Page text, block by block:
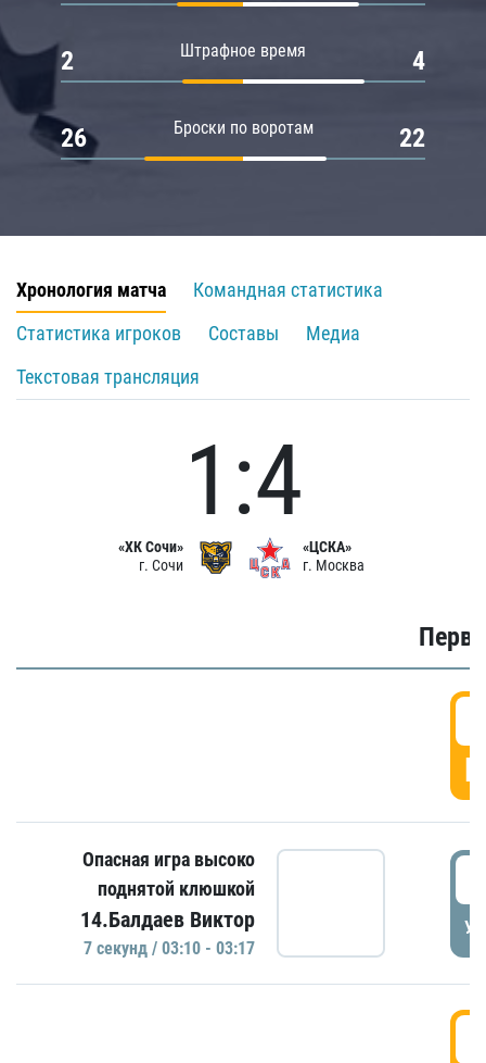
Штрафное время
2 4
Броски по воротам
26 22
Хронология матча
Командная статистика
Статистика игроков
Составы
Медиа
Текстовая трансляция
«ХК Сочи»
г. Сочи
1:4
«ЦСКА»
г. Москва
Опасная игра высоко
поднятой клюшкой
14.Балдаев Виктор
7 секунд / 03:10 - 03:17